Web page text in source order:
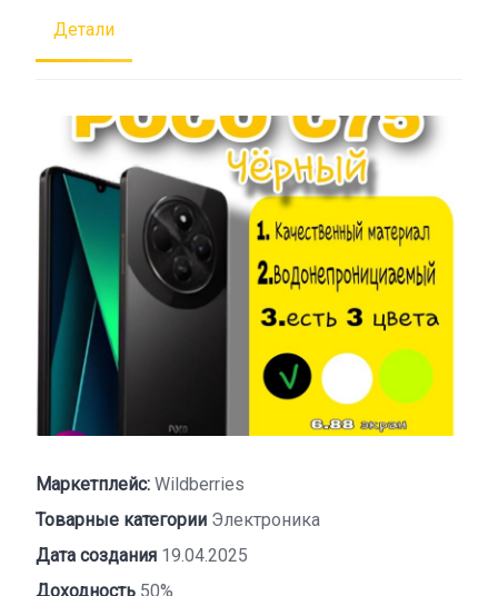
Детали
Маркетплейс: Wildberries
Товарные категории Электроника
Дата создания 19.04.2025
Доходность 50%